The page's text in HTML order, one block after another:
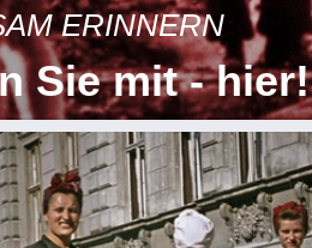
ERINNERN
Sie mit - hier!